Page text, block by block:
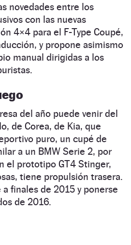
novedades entre los
con las nuevas
4×4 para el F-Type Coupé,
y propone asimismo
manual dirigidas a los
del año puede venir del
de Corea, de Kia, que
puro, un cupé de
a un BMW Serie 2, por
el prototipo GT4 Stinger,
tiene propulsión trasera.
finales de 2015 y ponerse
de 2016.